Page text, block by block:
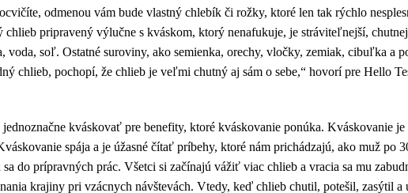
odmenou vám bude vlastný chlebík či rožky, ktoré len tak rýchlo
pripravený výlučne s kváskom, ktorý nenafukuje, je stráviteľnejší,
voda, soľ. Ostatné suroviny, ako semienka, orechy, vločky, zemiak, cibuľka a
chlieb, pochopí, že chlieb je veľmi chutný aj sám o sebe,“ hovorí pre Hello
kváskovať pre benefity, ktoré kváskovanie ponúka. Kváskovanie
spája a je úžasné čítať príbehy, ktoré nám prichádzajú, ako muž po
do prípravných prác. Všetci si začínajú vážiť viac chlieb a vracia sa mu
krajiny pri vzácnych návštevách. Vtedy, keď chlieb chutil, potešil, zasýtil